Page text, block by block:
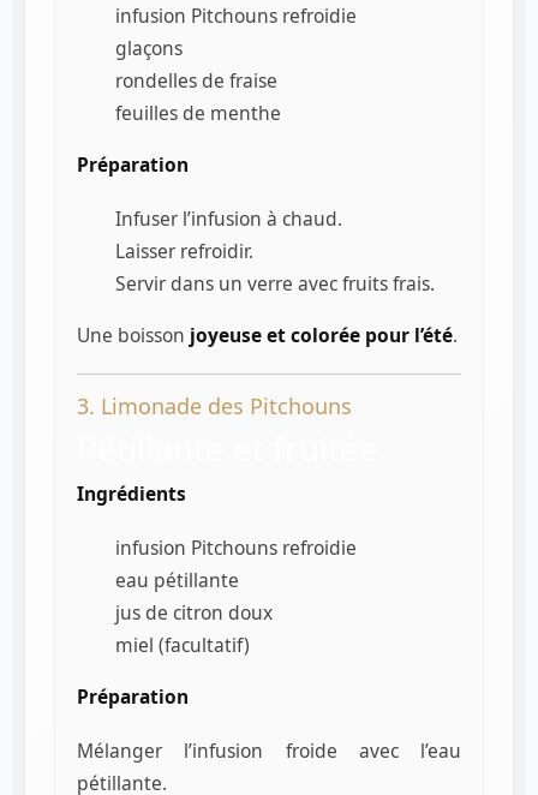
infusion Pitchouns refroidie
glaçons
rondelles de fraise
feuilles de menthe
Préparation
Infuser l’infusion à chaud.
Laisser refroidir.
Servir dans un verre avec fruits frais.
Une boisson joyeuse et colorée pour l’été.
3. Limonade des Pitchouns
Ingrédients
infusion Pitchouns refroidie
eau pétillante
jus de citron doux
miel (facultatif)
Préparation
Mélanger l’infusion froide avec l’eau
pétillante.